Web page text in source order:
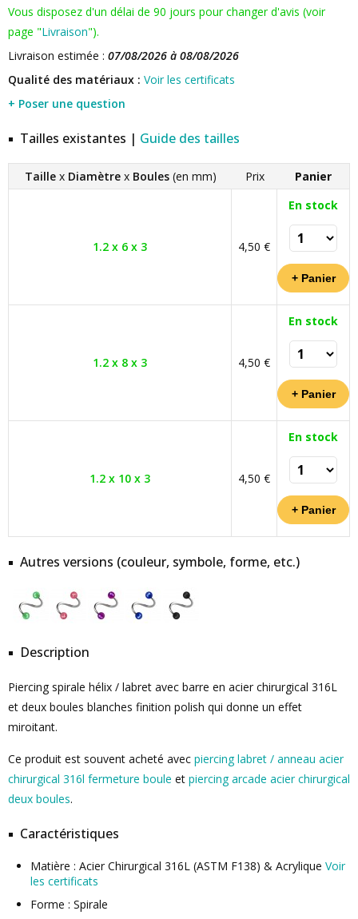
Vous disposez d'un délai de 90 jours pour changer d'avis (voir
page "Livraison").
Livraison estimée : 07/08/2026 à 08/08/2026
Qualité des matériaux : Voir les certificats
+ Poser une question
Tailles existantes | Guide des tailles
Taille x Diamètre x Boules (en mm) Prix Panier
1.2 x 6 x 3 4,50 €
En stock
1.2 x 8 x 3 4,50 €
En stock
1.2 x 10 x 3 4,50 €
En stock
Autres versions (couleur, symbole, forme, etc.)
Description
Piercing spirale hélix / labret avec barre en acier chirurgical 316L
et deux boules blanches finition polish qui donne un effet
miroitant.
Ce produit est souvent acheté avec piercing labret / anneau acier
chirurgical 316l fermeture boule et piercing arcade acier chirurgical
deux boules.
Caractéristiques
Matière : Acier Chirurgical 316L (ASTM F138) & Acrylique Voir
les certificats
Forme : Spirale